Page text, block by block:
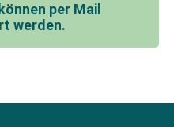
per Mail
werden.